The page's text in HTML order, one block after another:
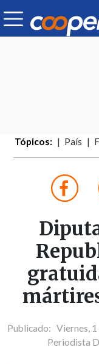
Tópicos: País
Publicado: Viernes,
Periodista